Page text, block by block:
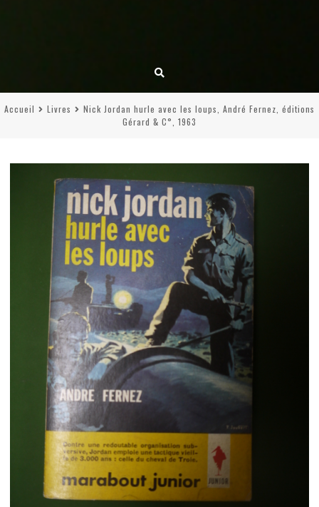
Accueil Livres
Nick Jordan hurle avec les loups, André Fernez, éditions
Gérard & C°, 1963